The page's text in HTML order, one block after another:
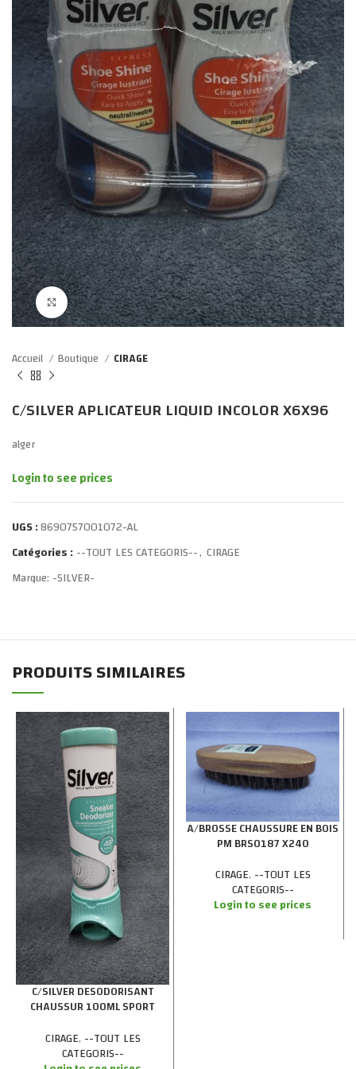
Click to enlarge
Accueil Boutique CIRAGE
C/SILVER APLICATEUR LIQUID INCOLOR X6X96
alger
Login to see prices
UGS :8690757001072-AL
Catégories :--TOUT LES CATEGORIS--, CIRAGE
Marque: -SILVER-
PRODUITS SIMILAIRES
C/SILVER DESODORISANT
CHAUSSUR 100ML SPORT
CIRAGE, --TOUT LES
CATEGORIS--
A/BROSSE CHAUSSURE EN BOIS
PM BRS0187 X240
CIRAGE, --TOUT LES
CATEGORIS--
Login to see prices